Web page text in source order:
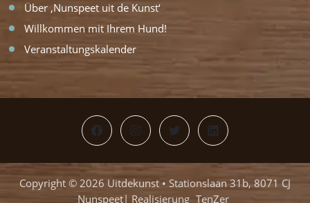
Über ‚Nunspeet uit de Kunst‘
Willkommen mit Ihrem Hund!
Veranstaltungskalender
FacebookInstagram
TwitterLinkedIn
Copyright © 2026 Uitdekunst • Stationslaan 31b, 8071 CJ
Nunspeet| Realisierung TenZer